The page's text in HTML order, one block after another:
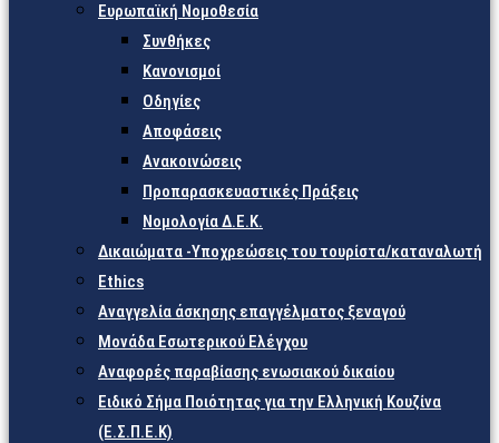
Ευρωπαϊκή Νομοθεσία
Συνθήκες
Κανονισμοί
Οδηγίες
Αποφάσεις
Ανακοινώσεις
Προπαρασκευαστικές Πράξεις
Νομολογία Δ.Ε.Κ.
Δικαιώματα -Υποχρεώσεις του τουρίστα/καταναλωτή
Ethics
Αναγγελία άσκησης επαγγέλματος ξεναγού
Μονάδα Εσωτερικού Ελέγχου
Αναφορές παραβίασης ενωσιακού δικαίου
Ειδικό Σήμα Ποιότητας για την Ελληνική Κουζίνα
(Ε.Σ.Π.Ε.Κ)